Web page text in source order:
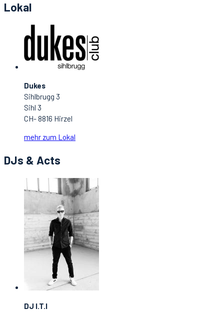
Lokal
Dukes
Sihlbrugg 3
Sihl 3
CH- 8816 Hirzel
mehr zum Lokal
DJs & Acts
DJ I.T.I